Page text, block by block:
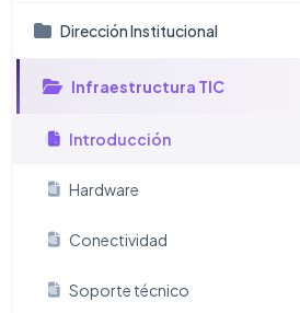
Dirección Institucional
Infraestructura TIC
Introducción
Hardware
Conectividad
Soporte técnico